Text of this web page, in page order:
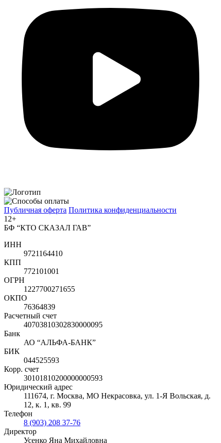
Публичная оферта Политика конфиденциальности
12+
БФ “КТО СКАЗАЛ ГАВ”
ИНН
9721164410
КПП
772101001
ОГРН
1227700271655
ОКПО
76364839
Расчетный счет
40703810302830000095
Банк
АО “АЛЬФА-БАНК”
БИК
044525593
Корр. счет
30101810200000000593
Юридический адрес
111674, г. Москва, МО Некрасовка, ул. 1-Я Вольская, д.
12, к. 1, кв. 99
Телефон
8 (903) 208 37-76
Директор
Усенко Яна Михайловна